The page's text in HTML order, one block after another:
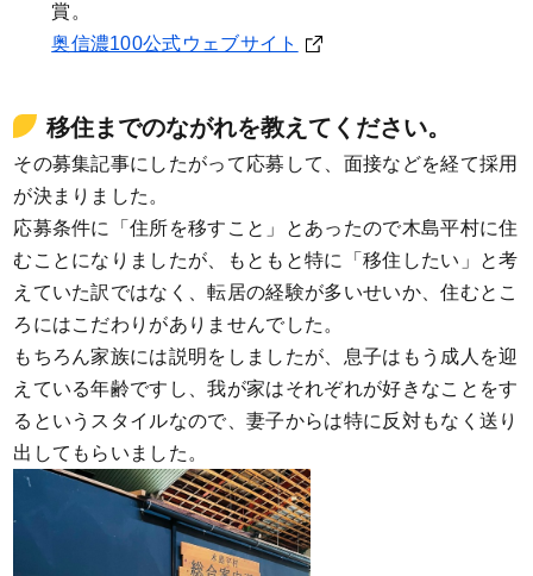
賞。
奥信濃100公式ウェブサイト
移住までのながれを教えてください。
その募集記事にしたがって応募して、面接などを経て採用
が決まりました。
応募条件に「住所を移すこと」とあったので木島平村に住
むことになりましたが、もともと特に「移住したい」と考
えていた訳ではなく、転居の経験が多いせいか、住むとこ
ろにはこだわりがありませんでした。
もちろん家族には説明をしましたが、息子はもう成人を迎
えている年齢ですし、我が家はそれぞれが好きなことをす
るというスタイルなので、妻子からは特に反対もなく送り
出してもらいました。